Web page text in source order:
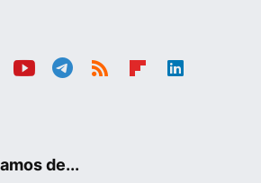
de...